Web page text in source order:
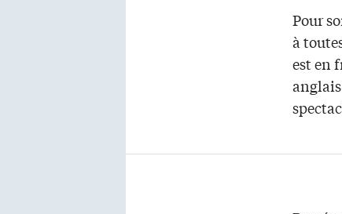
Pour
à
est en